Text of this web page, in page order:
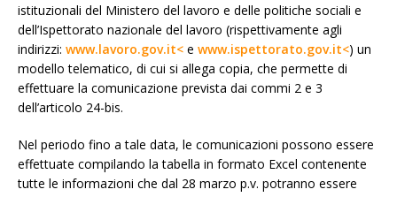
istituzionali del Ministero del lavoro e delle politiche sociali e
dell’Ispettorato nazionale del lavoro (rispettivamente agli
indirizzi: www.lavoro.gov.it< e www.ispettorato.gov.it<) un
modello telematico, di cui si allega copia, che permette di
effettuare la comunicazione prevista dai commi 2 e 3
dell’articolo 24-bis.
Nel periodo fino a tale data, le comunicazioni possono essere
effettuate compilando la tabella in formato Excel contenente
tutte le informazioni che dal 28 marzo p.v. potranno essere